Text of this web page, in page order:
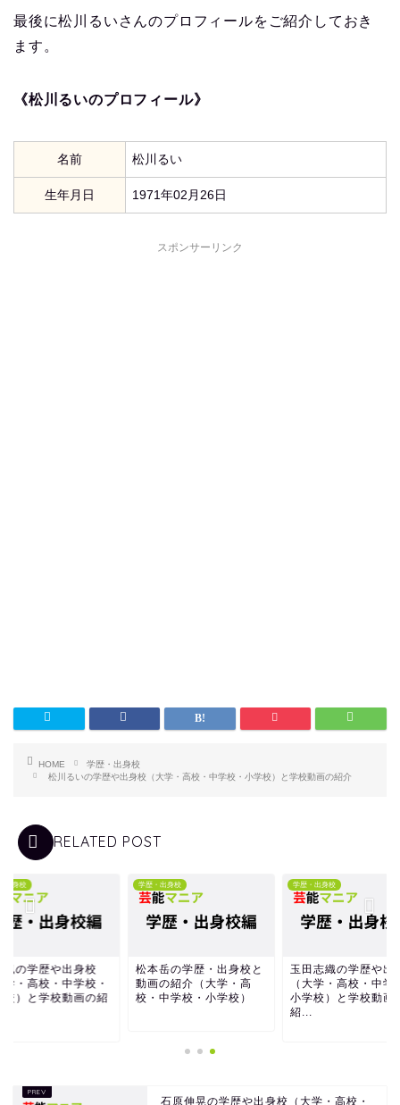
最後に松川るいさんのプロフィールをご紹介しておき
ます。
《松川るいのプロフィール》
名前 松川るい
生年月日 1971年02月26日
スポンサーリンク
HOME
学歴・出身校
松川るいの学歴や出身校（大学・高校・中学校・小学校）と学校動画の紹介
RELATED POST
出身校
楓の学歴や出身校
学・高校・中学校・
校）と学校動画の紹
学歴・出身校
松本岳の学歴・出身校と
動画の紹介（大学・高
校・中学校・小学校）
学歴・出身校
玉田志織の学歴や出
（大学・高校・中学
小学校）と学校動画
紹...
石原伸晃の学歴や出身校（大学・高校・